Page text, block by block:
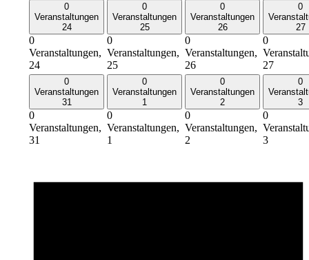
0
Veranstaltungen
24
0
Veranstaltungen,
24
0
Veranstaltungen
25
0
Veranstaltungen,
25
0
Veranstaltungen
26
0
Veranstaltungen,
26
0
27
0
27
0
Veranstaltungen
31
0
Veranstaltungen,
31
0
Veranstaltungen
1
0
Veranstaltungen,
1
0
Veranstaltungen
2
0
Veranstaltungen,
2
0
3
0
3